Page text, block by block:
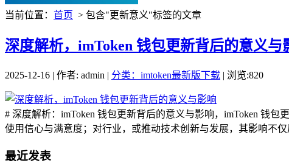
当前位置： 首页 > 包含"更新意义"标签的文章
深度解析，imToken 钱包更新背后的意义与
2025-12-16 | 作者: admin | 分类：imtoken最新版下载 | 浏览:820
# 深度解析：imToken 钱包更新背后的意义与影响，imToken 钱
使用信心与满意度；对行业，或推动技术创新与发展，其影响不
最近发表